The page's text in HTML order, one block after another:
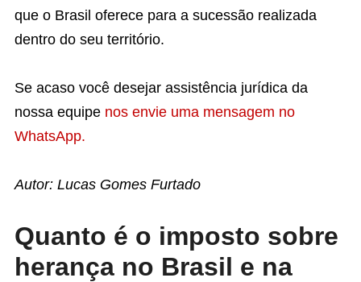
que o Brasil oferece para a sucessão realizada
dentro do seu território.
Se acaso você desejar assistência jurídica da
nossa equipe nos envie uma mensagem no
WhatsApp.
Autor: Lucas Gomes Furtado
Quanto é o imposto sobre
herança no Brasil e na